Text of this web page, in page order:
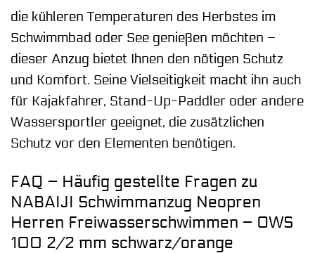
die kühleren Temperaturen des Herbstes im
Schwimmbad oder See genießen möchten –
dieser Anzug bietet Ihnen den nötigen Schutz
und Komfort. Seine Vielseitigkeit macht ihn auch
für Kajakfahrer, Stand-Up-Paddler oder andere
Wassersportler geeignet, die zusätzlichen
Schutz vor den Elementen benötigen.
FAQ – Häufig gestellte Fragen zu
NABAIJI Schwimmanzug Neopren
Herren Freiwasserschwimmen – OWS
100 2/2 mm schwarz/orange